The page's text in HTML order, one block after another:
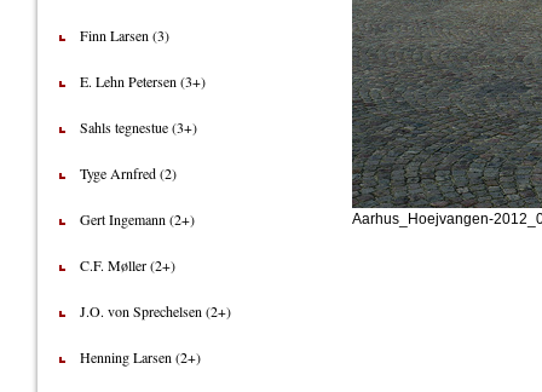
Finn Larsen (3)
E. Lehn Petersen (3+)
Sahls tegnestue (3+)
Tyge Arnfred (2)
Gert Ingemann (2+)
C.F. Møller (2+)
J.O. von Sprechelsen (2+)
Henning Larsen (2+)
Aarhus_Hoejvangen-